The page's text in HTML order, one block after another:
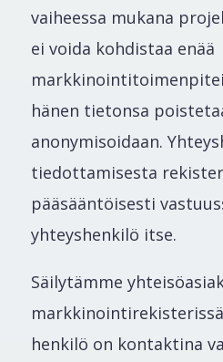
vaiheessa mukana
ei voida kohdistaa enää
hänen tietonsa
anonymisoidaan.
tiedottamisesta
pääsääntöisesti
yhteyshenkilö itse.
Säilytämme
henkilö on kontaktina